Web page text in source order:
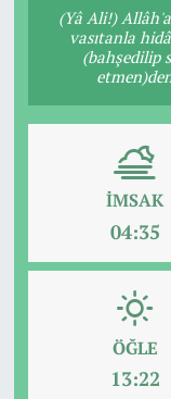
(Yâ Ali!)
vasıtanla
(bahşedilip
İMSAK
04:35
ÖĞLE
13:22